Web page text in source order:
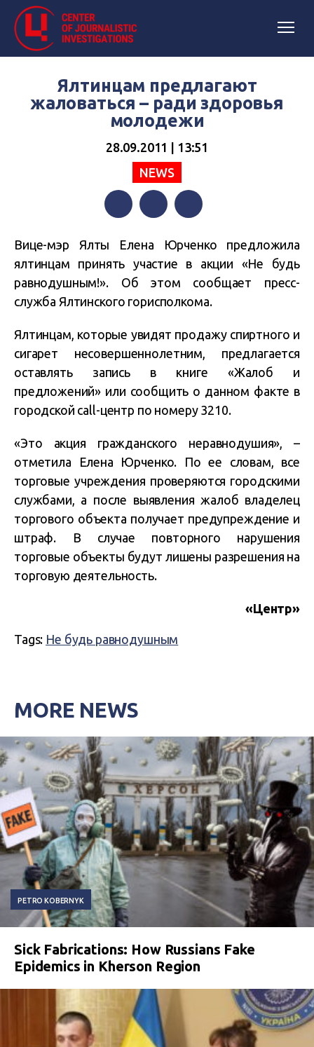
Ялтинцам предлагают
жаловаться – ради здоровья
молодежи
28.09.2011 | 13:51
NEWS
Вице-мэр Ялты Елена Юрченко предложила
ялтинцам принять участие в акции «Не будь
равнодушным!». Об этом сообщает пресс-
служба Ялтинского горисполкома.
Ялтинцам, которые увидят продажу спиртного и
сигарет несовершеннолетним, предлагается
оставлять запись в книге «Жалоб и
предложений» или сообщить о данном факте в
городской call-центр по номеру 3210.
«Это акция гражданского неравнодушия», –
отметила Елена Юрченко. По ее словам, все
торговые учреждения проверяются городскими
службами, а после выявления жалоб владелец
торгового объекта получает предупреждение и
штраф. В случае повторного нарушения
торговые объекты будут лишены разрешения на
торговую деятельность.
«Центр»
Tags: Не будь равнодушным
MORE NEWS
PETRO KOBERNYK
Sick Fabrications: How Russians Fake
Epidemics in Kherson Region